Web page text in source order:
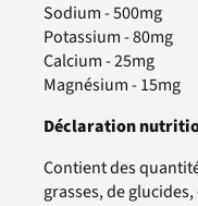
Sodium - 500mg
Potassium - 80mg
Calcium - 25mg
Magnésium - 15mg
Déclaration
Contient des
grasses, de